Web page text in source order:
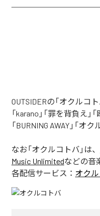
OUTSIDERの「オクルコ
「karano」「罪を背負え」
「BURNING AWAY」「オ
なお「オクルコトバ 」は、
Music Unlimitedなどの音
各配信サービス： オク